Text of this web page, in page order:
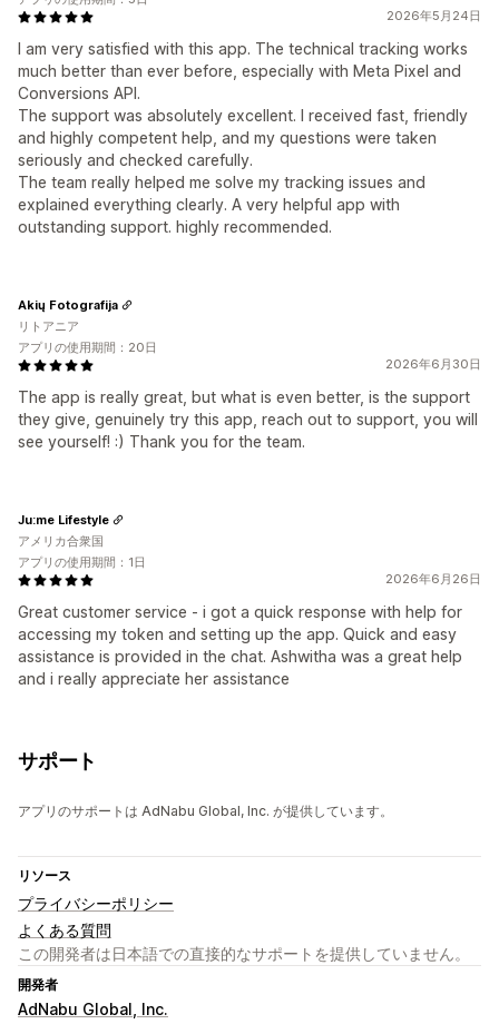
2026年5月24日
I am very satisfied with this app. The technical tracking works
much better than ever before, especially with Meta Pixel and
Conversions API.
The support was absolutely excellent. I received fast, friendly
and highly competent help, and my questions were taken
seriously and checked carefully.
The team really helped me solve my tracking issues and
explained everything clearly. A very helpful app with
outstanding support. highly recommended.
2026年6月30日
The app is really great, but what is even better, is the support
they give, genuinely try this app, reach out to support, you will
see yourself! :) Thank you for the team.
Akių Fotografija
リトアニア
アプリの使用期間：20日
2026年6月26日
Great customer service - i got a quick response with help for
accessing my token and setting up the app. Quick and easy
assistance is provided in the chat. Ashwitha was a great help
and i really appreciate her assistance
Ju:me Lifestyle
アメリカ合衆国
アプリの使用期間：1日
サポート
アプリのサポートは AdNabu Global, Inc. が提供しています。
リソース
プライバシーポリシー
よくある質問
この開発者は日本語での直接的なサポートを提供していません。
開発者
AdNabu Global, Inc.